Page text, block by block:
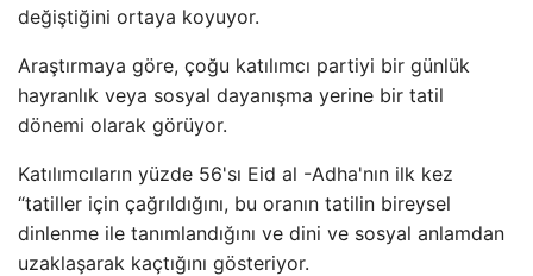
değiştiğini ortaya koyuyor.
Araştırmaya göre, çoğu katılımcı partiyi bir günlük
hayranlık veya sosyal dayanışma yerine bir tatil
dönemi olarak görüyor.
Katılımcıların yüzde 56'sı Eid al -Adha'nın ilk kez
“tatiller için çağrıldığını, bu oranın tatilin bireysel
dinlenme ile tanımlandığını ve dini ve sosyal anlamdan
uzaklaşarak kaçtığını gösteriyor.